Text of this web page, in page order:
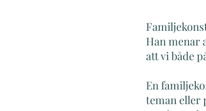
Han menar
att vi både
En
teman eller